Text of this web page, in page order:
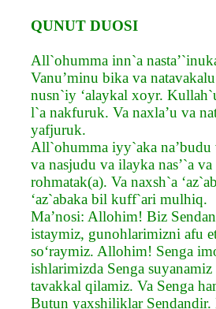
QUNUT DUOSI
All`ohumma inn`a
Vanu’minu bika va
nusn`iy ‘alaykal xoyr.
l`a nakfuruk. Va naxla’u va
yafjuruk.
All`ohumma iyy`aka
va nasjudu va ilayka nas’`a
rohmatak(a). Va naxsh`a
‘az`abaka bil kuff`ari mulhiq.
Ma’nosi: Allohim! Biz
istaymiz, gunohlarimizni afu
so‘raymiz. Allohim! Senga
ishlarimizda Senga suyanamiz
tavakkal qilamiz. Va Senga
Butun yaxshiliklar Sendandir.